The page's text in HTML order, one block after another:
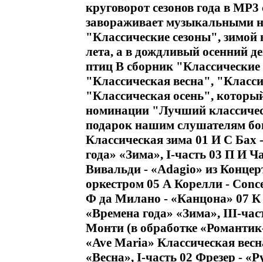
круговорот сезонов года в
завораживает музыкальными
"Классические сезоны", зимой
лета, а в дождливый осенний
птиц В сборник
"Классическая весна",
"Классическая осень",
номинации "Лучший
подарок нашим слушателям
Классическая зима 01 И С
года» «Зима», I-часть 03 П И
Вивальди - «Adagio» из
оркестром 05 А Корелли -
Ф да Милано - «Канцона» 07
«Времена года» «Зима», III-
Монти (в обработке
«Ave Maria» Классическая
«Весна», I-часть 02 Фрезер -